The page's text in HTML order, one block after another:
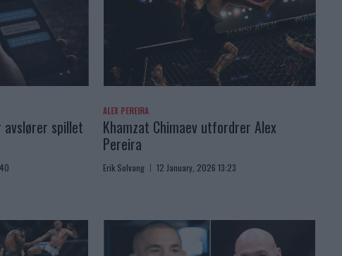
avslører spillet
ALEX PEREIRA
Khamzat Chimaev utfordrer Alex
Pereira
Erik Solvang 12 January, 2026 13:23